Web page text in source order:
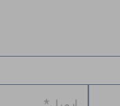
ایمیل*